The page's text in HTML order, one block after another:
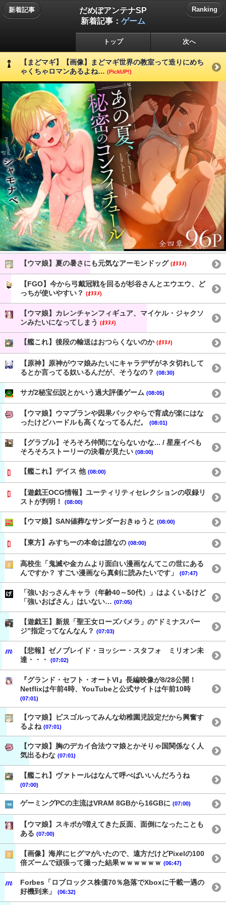
新着記事
だめぽアンテナSP
新着記事： ゲーム
Ranking
トップ 次へ
【まどマギ】【画像】まどマギ世界の教室って造りにめち
ゃくちゃロマンあるよね… (PickUP!)
【ウマ娘】夏の暑さにも元気なアーモンドッグ (ｵﾇﾇﾒ)
【FGO】今から弓戴冠戦を回るが杉谷さんとエウエウ、ど
っちが使いやすい？ (ｵﾇﾇﾒ)
【ウマ娘】カレンチャンフィギュア、マイケル・ジャクソ
ンみたいになってしまう (ｵﾇﾇﾒ)
【艦これ】後段の輸送はおつらくないのか (ｵﾇﾇﾒ)
【原神】原神がウマ娘みたいにキャラデザがネタ切れして
るとか言ってる奴いるんだが、そうなの？ (08:30)
サガ2秘宝伝説とかいう過大評価ゲーム (08:05)
【ウマ娘】ウマプランや因果パックやらで育成が楽にはな
ったけどハードルも高くなってるんだ。
(08:01)
【グラブル】そろそろ仲間にならないかな... / 星座イベも
そろそろストーリーの決着が見たい (08:00)
【艦これ】デイス 他 (08:00)
【遊戯王OCG情報】ユーティリティセレクションの収録リ
ストが判明！
(08:00)
【ウマ娘】SAN値葬なサンダーおきゅうと (08:00)
【東方】みすちーの本命は誰なの (08:00)
高校生「鬼滅や金カムより面白い漫画なんてこの世にある
んですか？ すごい漫画なら真剣に読みたいです」
(07:47)
「強いおっさんキャラ（年齢40～50代）」はよくいるけど
「強いおばさん」はいない… (07:05)
【遊戯王】新規「聖王女ローズパメラ」の”ドミナスパー
ジ”指定ってなんなん？ (07:03)
【悲報】ゼノブレイド・ヨッシー・スタフォ ミリオン未
達・・・
(07:02)
『グランド・セフト・オートVI』長編映像が8/28公開！
Netflixは午前4時、YouTubeと公式サイトは午前10時
(07:01)
【ウマ娘】ピスゴルってみんな幼稚園児設定だから興奮す
るよね (07:01)
【ウマ娘】胸のデカイ合法ウマ娘とかそりゃ国関係なく人
気出るわな (07:01)
【艦これ】ヴァトールはなんて呼べばいいんだろうね
(07:00)
ゲーミングPCの主流はVRAM 8GBから16GBに (07:00)
【ウマ娘】スキポが増えてきた反面、面倒になったことも
ある (07:00)
【画像】海岸にヒグマがいたので、遠方だけどPixelの100
倍ズームで頑張って撮った結果ｗｗｗｗｗｗ (06:47)
Forbes「ロブロックス株価70％急落でXboxに千載一遇の
好機到来」
(06:32)